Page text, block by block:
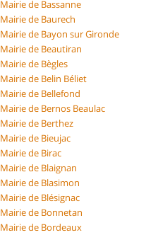
Mairie de Bassanne
Mairie de Baurech
Mairie de Bayon sur Gironde
Mairie de Beautiran
Mairie de Bègles
Mairie de Belin Béliet
Mairie de Bellefond
Mairie de Bernos Beaulac
Mairie de Berthez
Mairie de Bieujac
Mairie de Birac
Mairie de Blaignan
Mairie de Blasimon
Mairie de Blésignac
Mairie de Bonnetan
Mairie de Bordeaux